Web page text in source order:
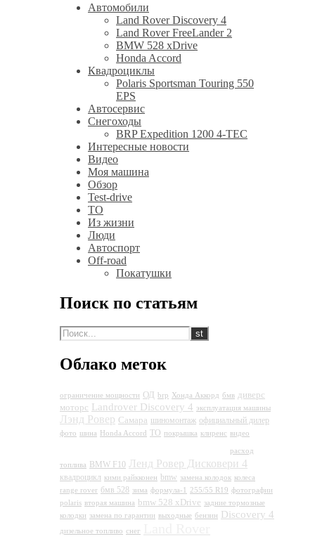
Автомобили
Land Rover Discovery 4
Land Rover FreeLander 2
BMW 528 xDrive
Honda Accord
Квадроциклы
Polaris Sportsman Touring 550
EPS
Автосервис
Снегоходы
BRP Expedition 1200 4-TEC
Интересные новости
Видео
Моя машина
Обзор
Test-drive
ТО
Из жизни
Люди
Автоспорт
Off-road
Покатушки
Поиск по статьям
Облако меток
ограничение мощности ОД brp Хонда Аккорд бмв диверс
моторс Landrover Discovery 4 эксплуатация машины
Лэнд Ровер Самара шиномонтаж официальный дилер
фото шина Honda Accord ТО покрышка клиренс видео
расход
топлива
BMW F10 Ленд Ровер Дисковери 4
квадроцикл кими райкконен bmw замена колодок колеса
range rover бмв 528 зима формула-1 255/55 R19 фотографии
polaris вторая машина bmw 528 xDrive задние тормозные
колодки замена по гарантии выходные бензин Discovery 4
дизельное топливо снег